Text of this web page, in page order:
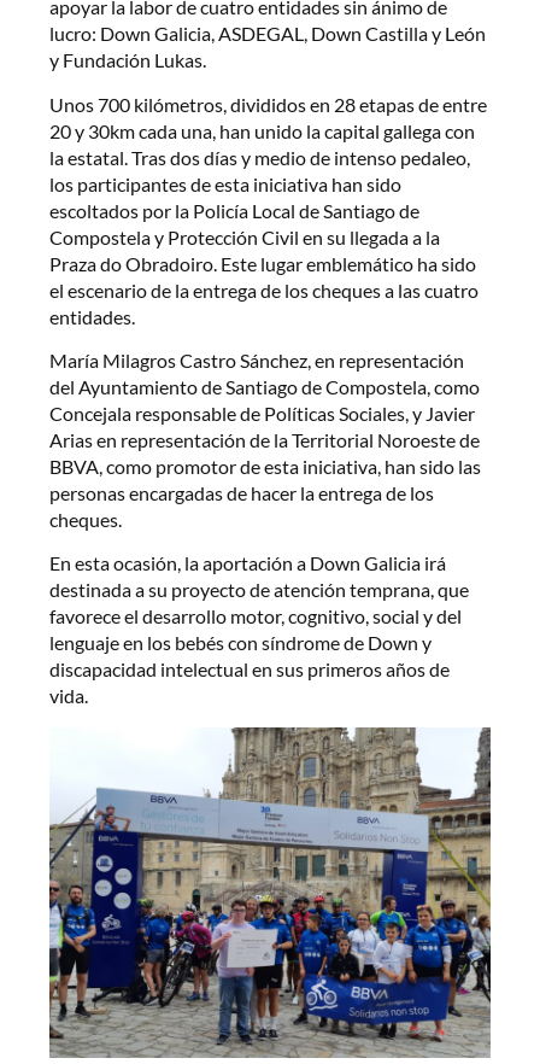
apoyar la labor de cuatro entidades sin ánimo de
lucro: Down Galicia, ASDEGAL, Down Castilla y León
y Fundación Lukas.
Unos 700 kilómetros, divididos en 28 etapas de entre
20 y 30km cada una, han unido la capital gallega con
la estatal. Tras dos días y medio de intenso pedaleo,
los participantes de esta iniciativa han sido
escoltados por la Policía Local de Santiago de
Compostela y Protección Civil en su llegada a la
Praza do Obradoiro. Este lugar emblemático ha sido
el escenario de la entrega de los cheques a las cuatro
entidades.
María Milagros Castro Sánchez, en representación
del Ayuntamiento de Santiago de Compostela, como
Concejala responsable de Políticas Sociales, y Javier
Arias en representación de la Territorial Noroeste de
BBVA, como promotor de esta iniciativa, han sido las
personas encargadas de hacer la entrega de los
cheques.
En esta ocasión, la aportación a Down Galicia irá
destinada a su proyecto de atención temprana, que
favorece el desarrollo motor, cognitivo, social y del
lenguaje en los bebés con síndrome de Down y
discapacidad intelectual en sus primeros años de
vida.